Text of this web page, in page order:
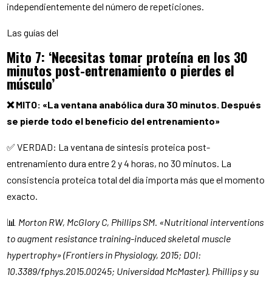
independientemente del número de repeticiones.
Las guías del
Mito 7: ‘Necesitas tomar proteína en los 30
minutos post-entrenamiento o pierdes el
músculo’
❌ MITO: «La ventana anabólica dura 30 minutos. Después
se pierde todo el beneficio del entrenamiento»
✅ VERDAD: La ventana de síntesis proteica post-
entrenamiento dura entre 2 y 4 horas, no 30 minutos. La
consistencia proteica total del día importa más que el momento
exacto.
📊 Morton RW, McGlory C, Phillips SM. «Nutritional interventions
to augment resistance training-induced skeletal muscle
hypertrophy» (Frontiers in Physiology, 2015; DOI:
10.3389/fphys.2015.00245; Universidad McMaster). Phillips y su